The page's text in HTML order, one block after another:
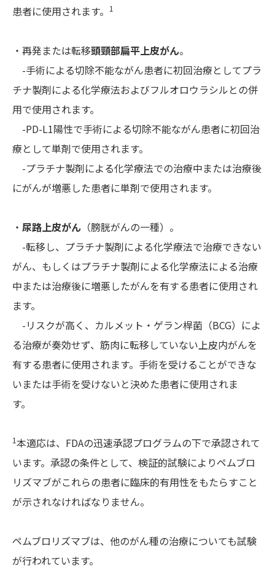
患者に使用されます。
1
・再発または転移頭頸部扁平上皮がん。
-手術による切除不能ながん患者に初回治療としてプラ
チナ製剤による化学療法およびフルオロウラシルとの併
用で使用されます。
-PD-L1陽性で手術による切除不能ながん患者に初回治
療として単剤で使用されます。
-プラチナ製剤による化学療法での治療中または治療後
にがんが増悪した患者に単剤で使用されます。
・ 尿路上皮がん （膀胱がんの一種）。
-転移し、プラチナ製剤による化学療法で治療できない
がん、もしくはプラチナ製剤による化学療法による治療
中または治療後に増悪したがんを有する患者に使用され
ます。
-リスクが高く、カルメット・ゲラン桿菌（BCG）によ
る治療が奏効せず、筋肉に転移していない上皮内がんを
有する患者に使用されます。手術を受けることができな
いまたは手術を受けないと決めた患者に使用されま
す。
1本適応は、FDAの迅速承認プログラムの下で承認されて
います。承認の条件として、検証的試験によりペムブロ
リズマブがこれらの患者に臨床的有用性をもたらすこと
が示されなければなりません。
ペムブロリズマブは、他のがん種の治療についても試験
が行われています。